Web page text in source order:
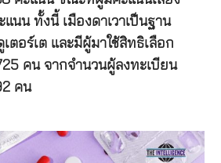
นน ทั้งนี้ เมืองดาเวาเป็นฐาน
ตอร์เต และมีผู้มาใช้สิทธิเลือก
คน จากจำนวนผู้ลงทะเบียน
คน